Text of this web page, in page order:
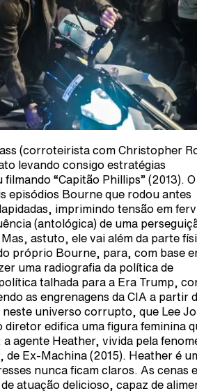
(corroteirista com Christopher
levando consigo estratégias
“Capitão Phillips” (2013). O
episódios Bourne que rodou antes
imprimindo tensão em
(antológica) de uma
astuto, ele vai além da parte
próprio Bourne, para, com base
uma radiografia da política de
talhada para a Era Trump,
as engrenagens da CIA a partir
universo corrupto, que Lee
edifica uma figura feminina
agente Heather, vivida pela
de Ex-Machina (2015). Heather é
nunca ficam claros. As cenas
atuação delicioso, capaz de